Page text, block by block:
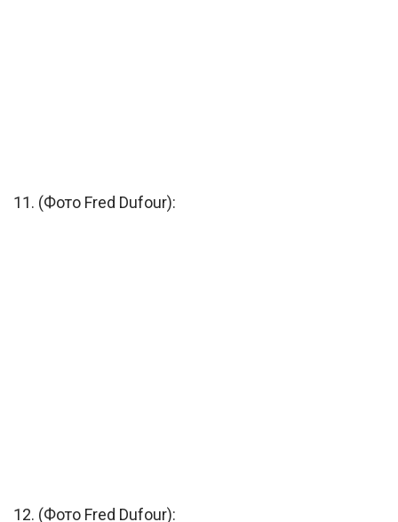
11. (Фото Fred Dufour):
12. (Фото Fred Dufour):